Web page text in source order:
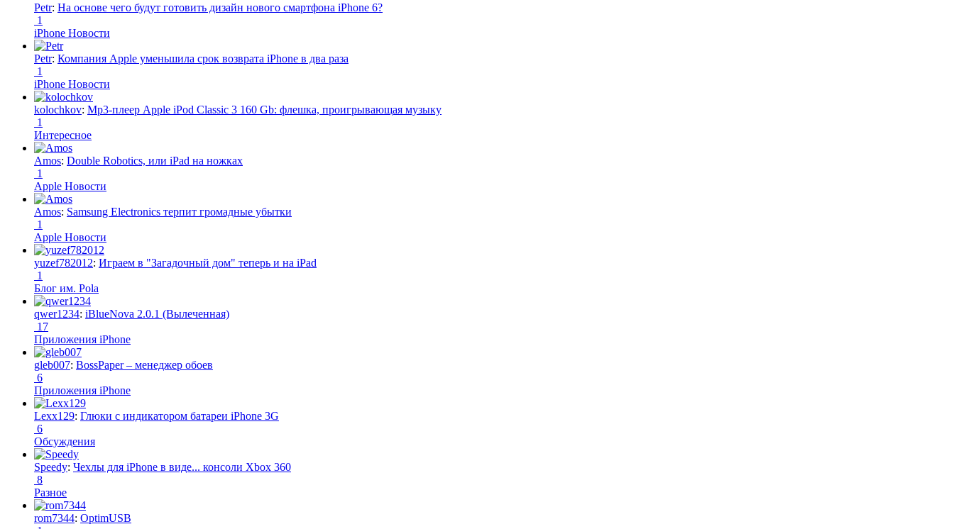
Petr: На основе чего будут готовить дизайн нового смартфона iPhone 6?
1
iPhone Новости
Petr: Компания Apple уменьшила срок возврата iPhone в два раза
1
iPhone Новости
kolochkov: Mp3-плеер Apple iPod Classic 3 160 Gb: флешка, проигрывающая музыку
1
Интересное
Amos: Double Robotics, или iPad на ножках
1
Apple Новости
Amos: Samsung Electronics терпит громадные убытки
1
Apple Новости
yuzef782012: Играем в "Загадочный дом" теперь и на iPad
1
Блог им. Pola
qwer1234: iBlueNova 2.0.1 (Вылеченная)
17
Приложения iPhone
gleb007: BossPaper – менеджер обоев
6
Приложения iPhone
Lexx129: Глюки с индикатором батареи iPhone 3G
6
Обсуждения
Speedy: Чехлы для iPhone в виде... консоли Xbox 360
8
Разное
rom7344: OptimUSB